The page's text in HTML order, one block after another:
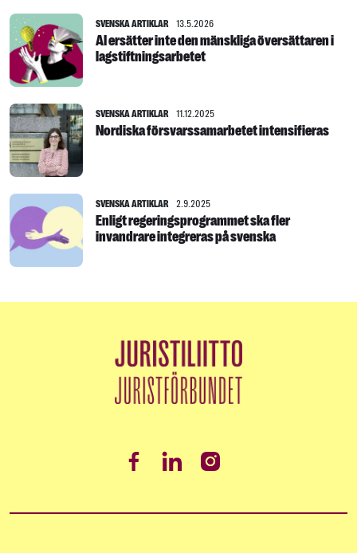
SVENSKA ARTIKLAR 13.5.2026
AI ersätter inte den mänskliga översättaren i
lagstiftningsarbetet
SVENSKA ARTIKLAR 11.12.2025
Nordiska försvarssamarbetet intensifieras
SVENSKA ARTIKLAR 2.9.2025
Enligt regeringsprogrammet ska fler
invandrare integreras på svenska